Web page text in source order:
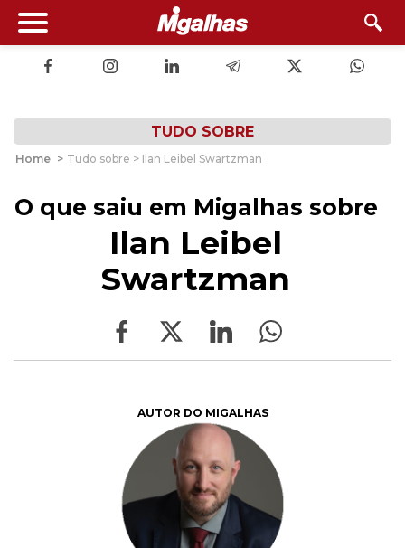
TUDO SOBRE
Home > Tudo sobre > Ilan Leibel Swartzman
O que saiu em Migalhas sobre
Ilan Leibel
Swartzman
AUTOR DO MIGALHAS